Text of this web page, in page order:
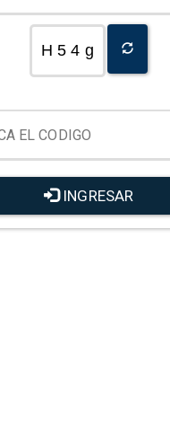
H 5 4 g
INGRESAR